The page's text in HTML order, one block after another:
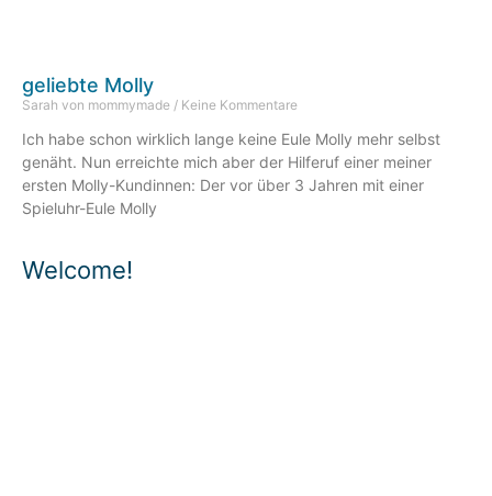
Welcome!
geliebte Molly
Sarah von mommymade Keine Kommentare
Ich habe schon wirklich lange keine Eule Molly mehr selbst
genäht. Nun erreichte mich aber der Hilferuf einer meiner
ersten Molly-Kundinnen: Der vor über 3 Jahren mit einer
Spieluhr-Eule Molly